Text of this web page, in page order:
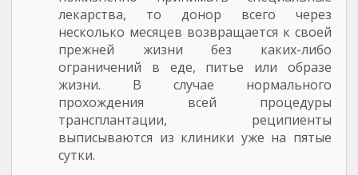
лекарства, то донор всего через
несколько месяцев возвращается к своей
прежней жизни без каких-либо
ограничений в еде, питье или образе
жизни. В случае нормального
прохождения всей процедуры
трансплантации, реципиенты
выписываются из клиники уже на пятые
сутки.